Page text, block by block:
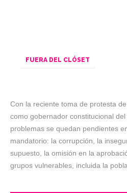
FUERA DEL CLÓSET
Con la reciente toma de protesta
como gobernador constitucional
problemas se quedan pendientes
mandatorio: la corrupción, la
supuesto, la omisión en la
grupos vulnerables, incluida la